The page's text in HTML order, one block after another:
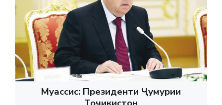
Муассис: Президенти Ҷумҳурии